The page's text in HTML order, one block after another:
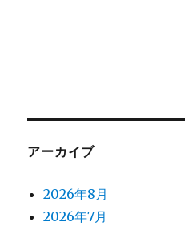
アーカイブ
2026年8月
2026年7月